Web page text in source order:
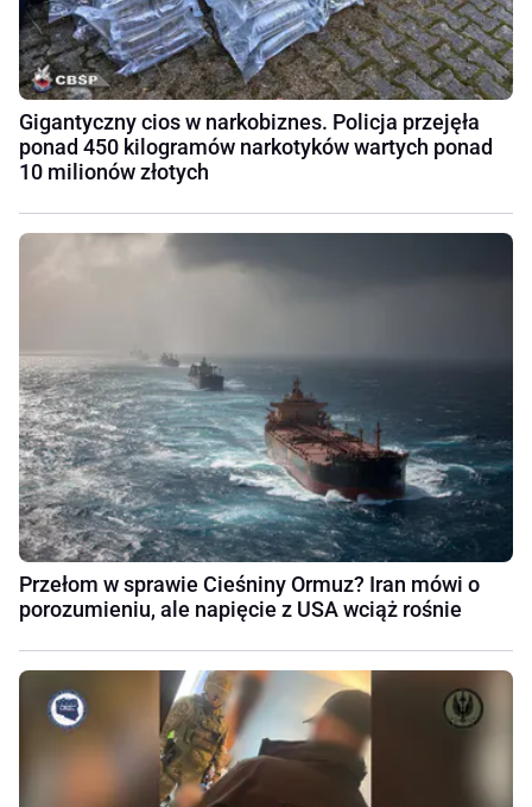
Gigantyczny cios w narkobiznes. Policja przejęła
ponad 450 kilogramów narkotyków wartych ponad
10 milionów złotych
Przełom w sprawie Cieśniny Ormuz? Iran mówi o
porozumieniu, ale napięcie z USA wciąż rośnie